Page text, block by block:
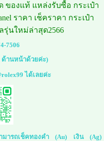
ของแท้ แหล่งรับซื้อ กระเป๋า
ราคา เช็คราคา กระเป๋า
รุ่นใหม่ล่าสุด2566
7506
ด้านหน้าด้วยค่ะ)
ได้เลยค่ะ
ามารถเช็คทองคำ (Au) เงิน (Ag)